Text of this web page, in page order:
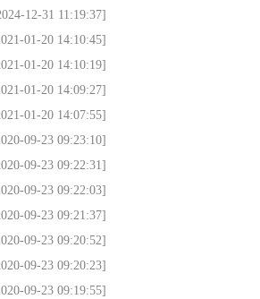
12-31 11:19:37]
01-20 14:10:45]
01-20 14:10:19]
01-20 14:09:27]
01-20 14:07:55]
09-23 09:23:10]
09-23 09:22:31]
09-23 09:22:03]
09-23 09:21:37]
09-23 09:20:52]
09-23 09:20:23]
09-23 09:19:55]